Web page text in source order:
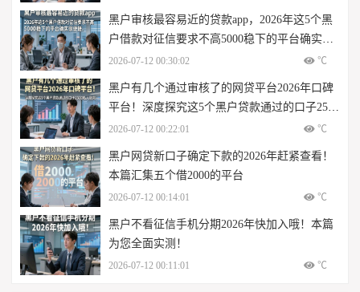
黑户审核最容易近的贷款app，2026年这5个黑
户借款对征信要求不高5000稳下的平台确实很
便捷
2026-07-12 00:30:02 ℃
黑户有几个通过审核了的网贷平台2026年口碑
平台！深度探究这5个黑户贷款通过的口子2500
私人放款
2026-07-12 00:22:01 ℃
黑户网贷新口子确定下款的2026年赶紧查看！
本篇汇集五个借2000的平台
2026-07-12 00:14:01 ℃
黑户不看征信手机分期2026年快加入哦！本篇
为您全面实测！
2026-07-12 00:11:01 ℃